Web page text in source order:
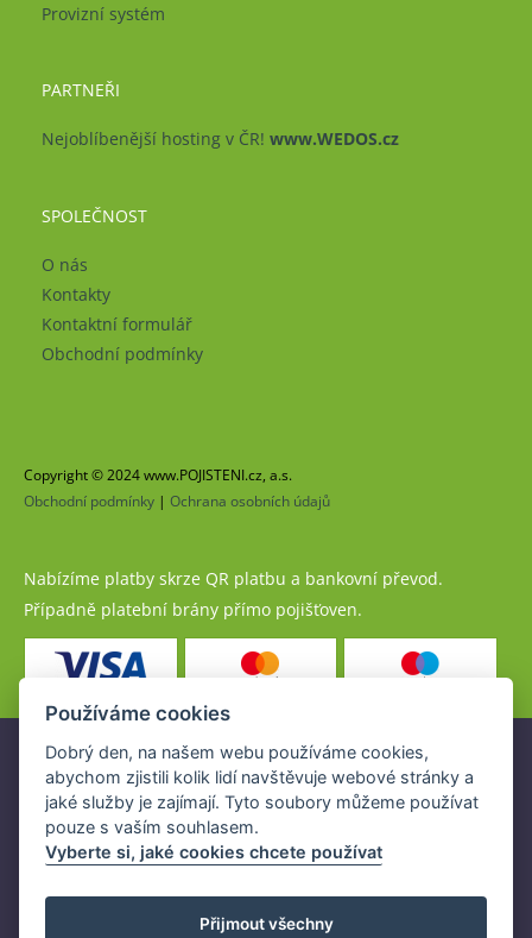
Provizní systém
PARTNEŘI
Nejoblíbenější hosting v ČR! www.WEDOS.cz
SPOLEČNOST
O nás
Kontakty
Kontaktní formulář
Obchodní podmínky
Copyright © 2024 www.POJISTENI.cz, a.s.
Obchodní podmínky | Ochrana osobních údajů
Nabízíme platby skrze QR platbu a bankovní převod.
Případně platební brány přímo pojišťoven.
Pojistné produkty jsou nabízeny společností
www.POJISTENI.cz, a.s. na základě platné licence České
národní banky (ČNB).
Licence ČNB umožňuje www.POJISTENI.cz, a.s. poskytovat
v ČR.
Používáme cookies
Dobrý den, na našem webu používáme cookies,
abychom zjistili kolik lidí navštěvuje webové stránky a
jaké služby je zajímají. Tyto soubory můžeme používat
pouze s vaším souhlasem.
Vyberte si, jaké cookies chcete používat
Přijmout všechny